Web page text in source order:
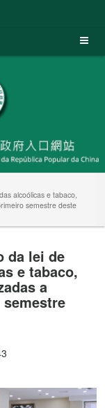
alcoólicas e tabaco,
semestre deste
da lei de
e tabaco,
a